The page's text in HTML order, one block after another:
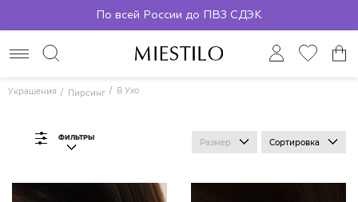
По всей России до ПВЗ СДЭК
Украшения Пирсинг В Ухо
ФИЛЬТРЫ Размер Сортировка